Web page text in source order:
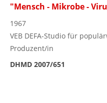
"Mensch - Mikrobe -
1967
VEB DEFA-Studio für
Produzent/in
DHMD 2007/651